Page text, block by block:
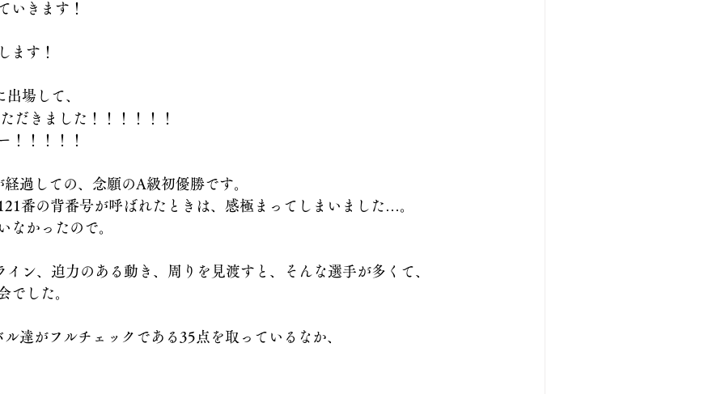
いきます！
ます！
場して、
だきました！！！！！！
！！！！！
過しての、念願のA級初優勝です。
番の背番号が呼ばれたときは、感極まってしまいました…。
なかったので。
ン、迫力のある動き、周りを見渡すと、そんな選手が多くて、
でした。
達がフルチェックである35点を取っているなか、